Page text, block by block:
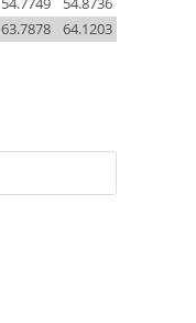
64.1203
63.7878